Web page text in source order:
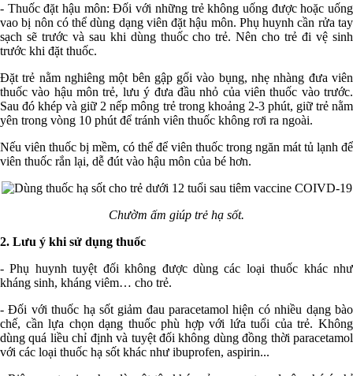
- Thuốc đặt hậu môn: Đối với những trẻ không uống được hoặc uống
vao bị nôn có thể dùng dạng viên đặt hậu môn. Phụ huynh cần rửa tay
sạch sẽ trước và sau khi dùng thuốc cho trẻ. Nên cho trẻ đi vệ sinh
trước khi đặt thuốc.
Đặt trẻ nằm nghiêng một bên gập gối vào bụng, nhẹ nhàng đưa viên
thuốc vào hậu môn trẻ, lưu ý đưa đầu nhỏ của viên thuốc vào trước.
Sau đó khép và giữ 2 nếp mông trẻ trong khoảng 2-3 phút, giữ trẻ nằm
yên trong vòng 10 phút để tránh viên thuốc không rơi ra ngoài.
Nếu viên thuốc bị mềm, có thể để viên thuốc trong ngăn mát tủ lạnh để
viên thuốc rắn lại, dễ đút vào hậu môn của bé hơn.
Chườm ấm giúp trẻ hạ sốt.
2. Lưu ý khi sử dụng thuốc
- Phụ huynh tuyệt đối không được dùng các loại thuốc khác như
kháng sinh, kháng viêm… cho trẻ.
- Đối với thuốc hạ sốt giảm đau paracetamol hiện có nhiều dạng bào
chế, cần lựa chọn dạng thuốc phù hợp với lứa tuổi của trẻ. Không
dùng quá liều chỉ định và tuyệt đối không dùng đồng thời paracetamol
với các loại thuốc hạ sốt khác như ibuprofen, aspirin...